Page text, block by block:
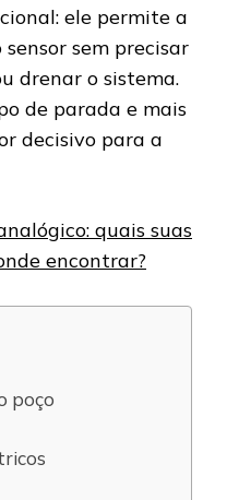
ele permite a
sem precisar
drenar o sistema.
de parada e mais
decisivo para a
quais suas
encontrar?
poço